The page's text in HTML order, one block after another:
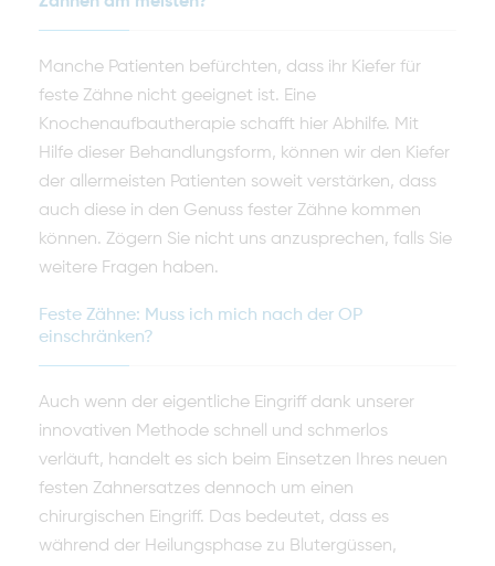
Manche Patienten befürchten, dass ihr Kiefer für
feste Zähne nicht geeignet ist. Eine
Knochenaufbautherapie schafft hier Abhilfe. Mit
Hilfe dieser Behandlungsform, können wir den Kiefer
der allermeisten Patienten soweit verstärken, dass
auch diese in den Genuss fester Zähne kommen
können. Zögern Sie nicht uns anzusprechen, falls Sie
weitere Fragen haben.
Feste Zähne: Muss ich mich nach der OP
einschränken?
Auch wenn der eigentliche Eingriff dank unserer
innovativen Methode schnell und schmerlos
verläuft, handelt es sich beim Einsetzen Ihres neuen
festen Zahnersatzes dennoch um einen
chirurgischen Eingriff. Das bedeutet, dass es
während der Heilungsphase zu Blutergüssen,